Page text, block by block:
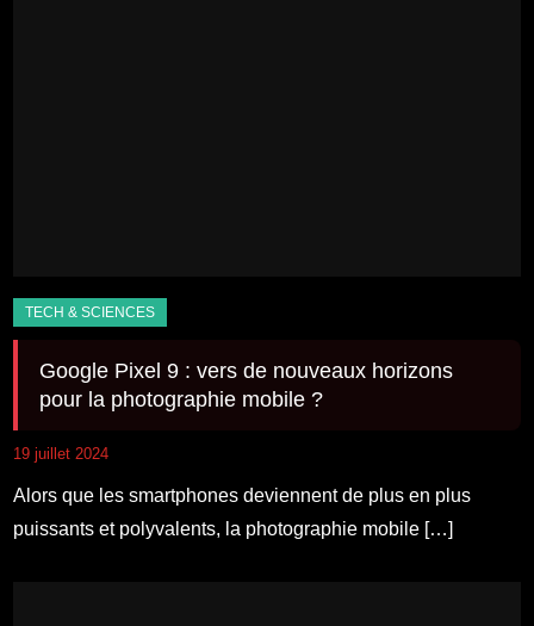
Google Pixel 9 : vers de nouveaux horizons
pour la photographie mobile ?
19 juillet 2024
Alors que les smartphones deviennent de plus en plus
puissants et polyvalents, la photographie mobile […]